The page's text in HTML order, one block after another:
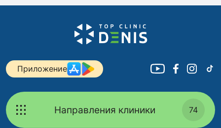
Приложение
Направления клиники 74